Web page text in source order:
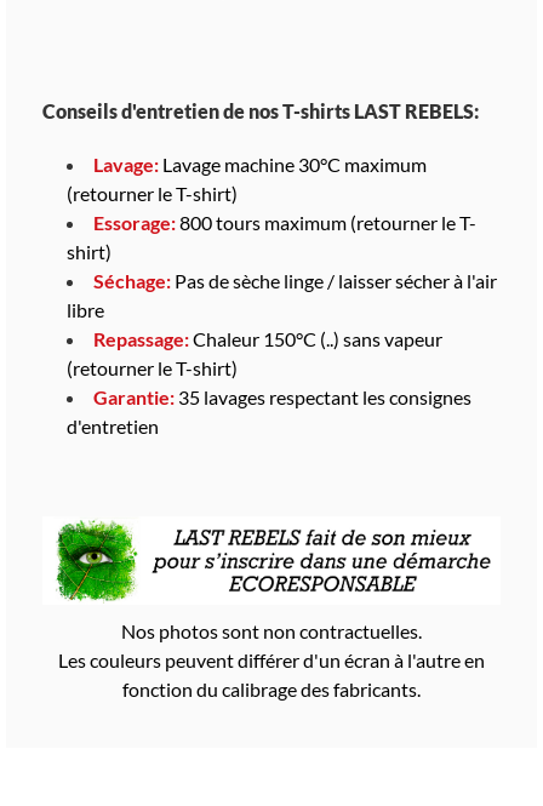
Conseils d'entretien de nos T-shirts LAST REBELS:
Lavage: Lavage machine 30°C maximum
(retourner le T-shirt)
Essorage:800 tours maximum (retourner le T-
shirt)
Séchage: Pas de sèche linge / laisser sécher à l'air
libre
Repassage:Chaleur 150°C (..) sans vapeur
(retourner le T-shirt)
Garantie: 35 lavages respectant les consignes
d'entretien
Nos photos sont non contractuelles.
Les couleurs peuvent différer d'un écran à l'autre en
fonction du calibrage des fabricants.